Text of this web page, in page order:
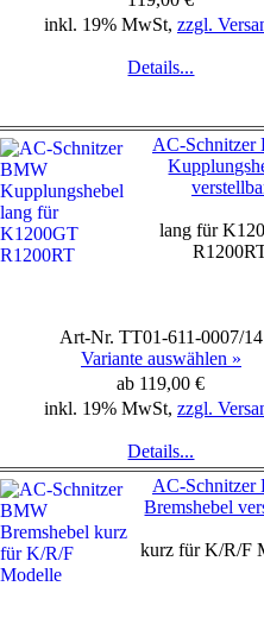
inkl. 19% MwSt, zzgl.
Details...
AC-Schnitzer
lang für
Art-Nr. TT01-611-0007/14
Variante auswählen »
ab 119,00 €
inkl. 19% MwSt, zzgl.
Details...
AC-Schnitzer
Bremshebel
kurz für K/R/F